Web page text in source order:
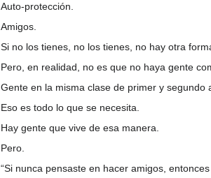
Auto-protección.
Amigos.
Si no los tienes, no los tienes, no hay otra
Pero, en realidad, no es que no haya gente
Gente en la misma clase de primer y
Eso es todo lo que se necesita.
Hay gente que vive de esa manera.
Pero.
“Si nunca pensaste en hacer amigos,